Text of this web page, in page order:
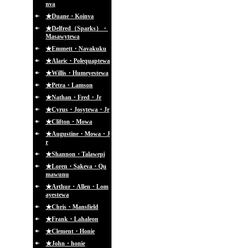
nva
★Duane・Koinva
★Delfred（Sparks）・
Masawytewa
★Emmett・Navakuku
★Alaric・Polequaptewa
★Willis・Humeyestewa
★Petra・Lamson
★Nathan・Fred・Jr
★Cyrus・Josytewa・Jr
★Clifton・Mowa
★Augustine・Mowa・J
r
★Shannon・Talawepi
★Loren・Sakeva・Qu
mawunu
★Arthur・Allen・Lom
ayestewa
★Chris・Mansfield
★Frank・Lahaleon
★Clement・Honie
★John・honie